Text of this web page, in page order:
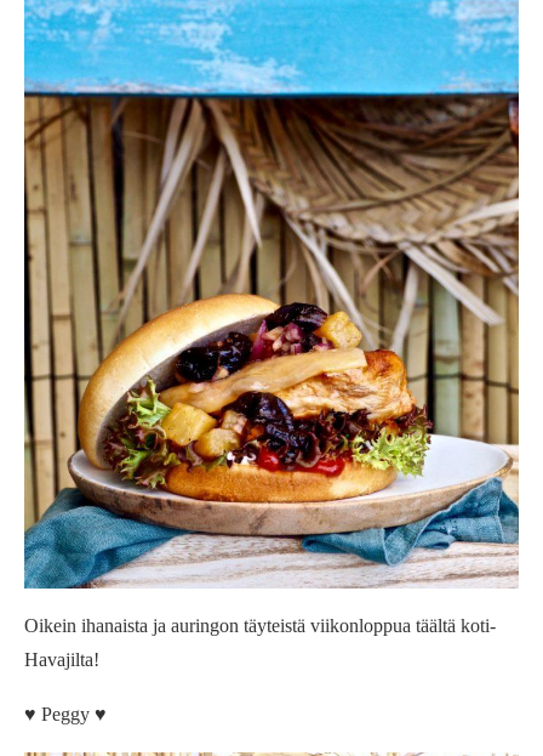
Oikein ihanaista ja auringon täyteistä viikonloppua täältä koti-
Havajilta!
♥ Peggy ♥